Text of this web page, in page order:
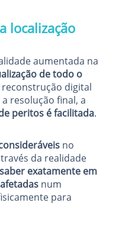
localização
aumentada na
de todo o
reconstrução digital
resolução final, a
peritos é facilitada.
no
da realidade
saber exatamente em
num
para